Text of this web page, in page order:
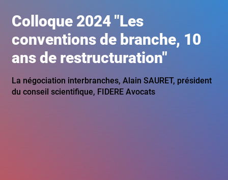
Colloque 2024 "Les
conventions de branche, 10
ans de restructuration"
La négociation interbranches, Alain SAURET, président
du conseil scientifique, FIDERE Avocats